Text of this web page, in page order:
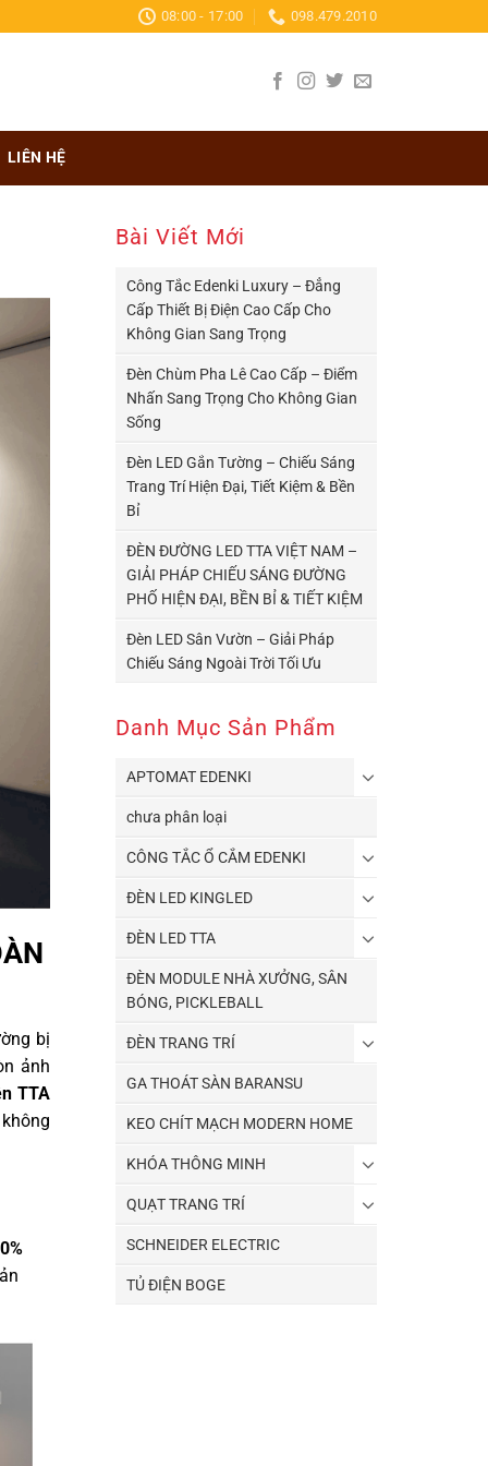
08:00 - 17:00 098.479.2010
LIÊN HỆ
bị
ảnh
TTA
Bài Viết Mới
Công Tắc Edenki Luxury – Đẳng
Cấp Thiết Bị Điện Cao Cấp Cho
Không Gian Sang Trọng
Đèn Chùm Pha Lê Cao Cấp – Điểm
Nhấn Sang Trọng Cho Không Gian
Sống
Đèn LED Gắn Tường – Chiếu Sáng
Trang Trí Hiện Đại, Tiết Kiệm & Bền
Bỉ
ĐÈN ĐƯỜNG LED TTA VIỆT NAM –
GIẢI PHÁP CHIẾU SÁNG ĐƯỜNG
PHỐ HIỆN ĐẠI, BỀN BỈ & TIẾT KIỆM
Đèn LED Sân Vườn – Giải Pháp
Chiếu Sáng Ngoài Trời Tối Ưu
Danh Mục Sản Phẩm
APTOMAT EDENKI
chưa phân loại
CÔNG TẮC Ổ CẮM EDENKI
ĐÈN LED KINGLED
ĐÈN LED TTA
ĐÈN MODULE NHÀ XƯỞNG, SÂN
BÓNG, PICKLEBALL
ĐÈN TRANG TRÍ
GA THOÁT SÀN BARANSU
KEO CHÍT MẠCH MODERN HOME
KHÓA THÔNG MINH
QUẠT TRANG TRÍ
SCHNEIDER ELECTRIC
TỦ ĐIỆN BOGE